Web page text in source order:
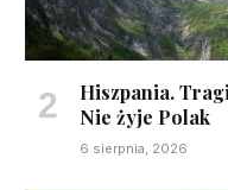
Hiszpania.
Nie żyje Polak
6 sierpnia, 2026